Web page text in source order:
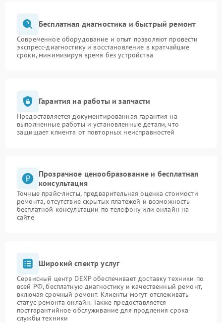
Бесплатная диагностика и быстрый ремонт
Современное оборудование и опыт позволяют провести
экспресс-диагностику и восстановление в кратчайшие
сроки, минимизируя время без устройства
Гарантия на работы и запчасти
Предоставляется документированная гарантия на
выполненные работы и установленные детали, что
защищает клиента от повторных неисправностей
Прозрачное ценообразование и бесплатная
консультация
Точные прайс-листы, предварительная оценка стоимости
ремонта, отсутствие скрытых платежей и возможность
бесплатной консультации по телефону или онлайн на
сайте
Широкий спектр услуг
Сервисный центр DEXP обеспечивает доставку техники по
всей РФ, бесплатную диагностику и качественный ремонт,
включая срочный ремонт. Клиенты могут отслеживать
статус ремонта онлайн. Также предоставляется
постгарантийное обслуживание для продления срока
службы техники